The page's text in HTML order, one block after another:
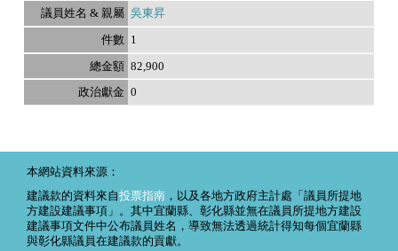
吳東昇
1
82,900
0
本網站資料來源：
建議款的資料來自投票指南 ，以及各地方政府主計處「議員所提地
方建設建議事項」。其中宜蘭縣、彰化縣並無在議員所提地方建設
建議事項文件中公布議員姓名，導致無法透過統計得知每個宜蘭縣
與彰化縣議員在建議款的貢獻。